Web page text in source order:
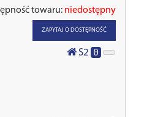
towaru: niedostępny
ZAPYTAJ O DOSTĘPNOŚĆ
S2 0